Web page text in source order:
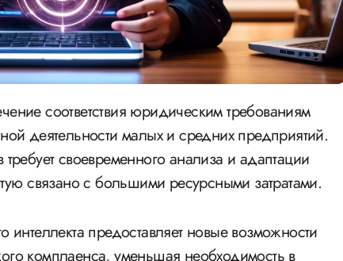
деятельности малых и средних предприятий.
своевременного анализа и адаптации
связано с большими ресурсными затратами.
интеллекта предоставляет новые возможности
комплаенса, уменьшая необходимость в